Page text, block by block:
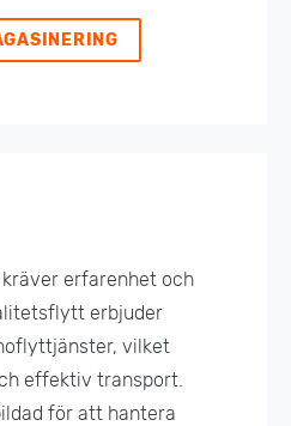
erfarenhet och
erbjuder
vilket
effektiv transport.
för att hantera